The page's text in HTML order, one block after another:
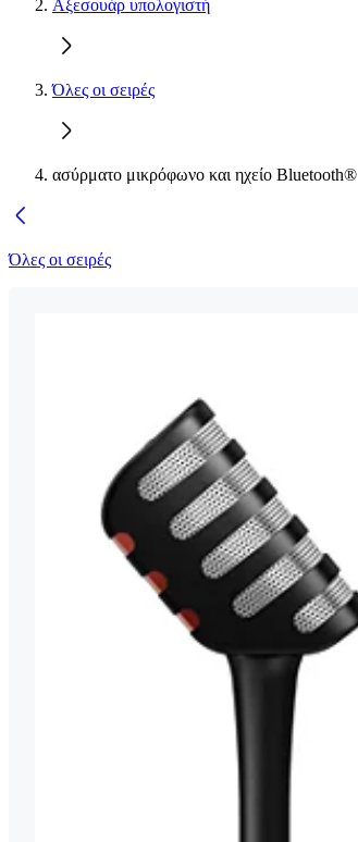
Αξεσουάρ υπολογιστή
Όλες οι σειρές
ασύρματο μικρόφωνο και ηχείο Bluetooth®
Όλες οι σειρές